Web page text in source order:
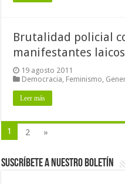
Brutalidad policial
manifestantes laicos
19 agosto 2011
Democracia, Feminismo,
Leer más
1 2 »
Suscríbete a nuestro Boletín